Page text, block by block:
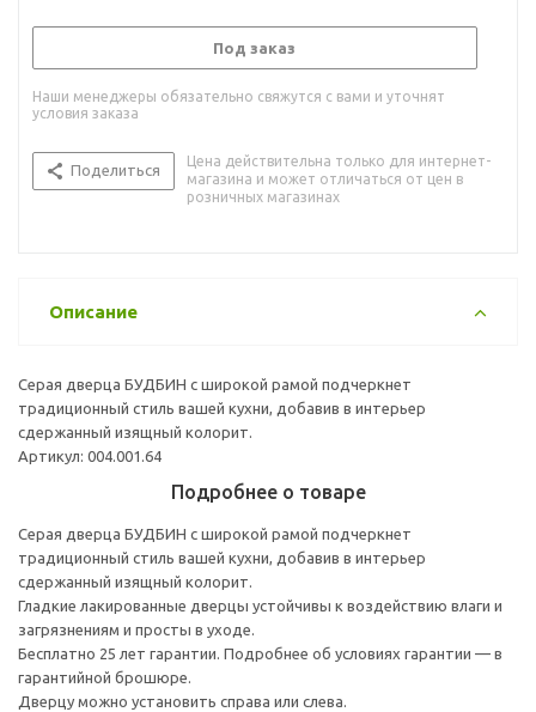
Под заказ
Наши менеджеры обязательно свяжутся с вами и уточнят
условия заказа
Поделиться
Цена действительна только для интернет-
магазина и может отличаться от цен в
розничных магазинах
Описание
Серая дверца БУДБИН с широкой рамой подчеркнет
традиционный стиль вашей кухни, добавив в интерьер
сдержанный изящный колорит.
Артикул: 004.001.64
Подробнее о товаре
Серая дверца БУДБИН с широкой рамой подчеркнет
традиционный стиль вашей кухни, добавив в интерьер
сдержанный изящный колорит.
Гладкие лакированные дверцы устойчивы к воздействию влаги и
загрязнениям и просты в уходе.
Бесплатно 25 лет гарантии. Подробнее об условиях гарантии — в
гарантийной брошюре.
Дверцу можно установить справа или слева.